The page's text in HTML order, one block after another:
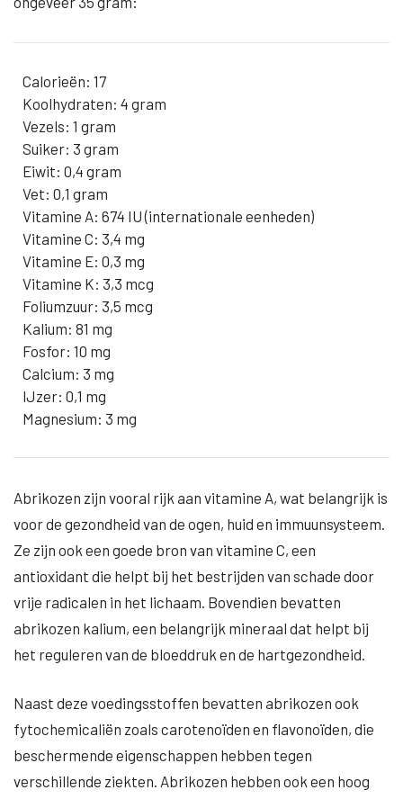
Calorieën: 17
Koolhydraten: 4 gram
Vezels: 1 gram
Suiker: 3 gram
Eiwit: 0,4 gram
Vet: 0,1 gram
Vitamine A: 674 IU (internationale eenheden)
Vitamine C: 3,4 mg
Vitamine E: 0,3 mg
Vitamine K: 3,3 mcg
Foliumzuur: 3,5 mcg
Kalium: 81 mg
Fosfor: 10 mg
Calcium: 3 mg
IJzer: 0,1 mg
Magnesium: 3 mg
Abrikozen zijn vooral rijk aan vitamine A, wat belangrijk is
voor de gezondheid van de ogen, huid en immuunsysteem.
Ze zijn ook een goede bron van vitamine C, een
antioxidant die helpt bij het bestrijden van schade door
vrije radicalen in het lichaam. Bovendien bevatten
abrikozen kalium, een belangrijk mineraal dat helpt bij
het reguleren van de bloeddruk en de hartgezondheid.
Naast deze voedingsstoffen bevatten abrikozen ook
fytochemicaliën zoals carotenoïden en flavonoïden, die
beschermende eigenschappen hebben tegen
verschillende ziekten. Abrikozen hebben ook een hoog